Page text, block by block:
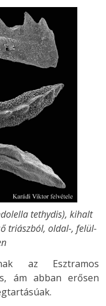
tethydis), kihalt
triászból, oldal-, felül-
az Esztramos
ám abban erősen